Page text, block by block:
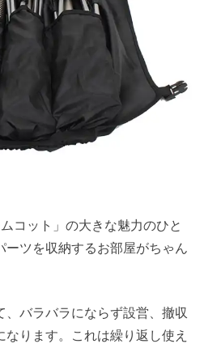
コット」の大きな魅力のひと
ツを収納するお部屋がちゃん
バラバラにならず設営、撤収
ります。これは繰り返し使え